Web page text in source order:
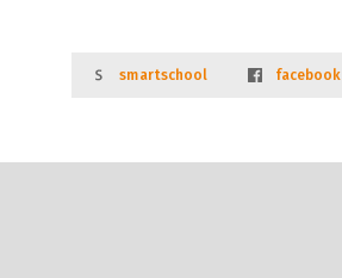
smartschool facebook